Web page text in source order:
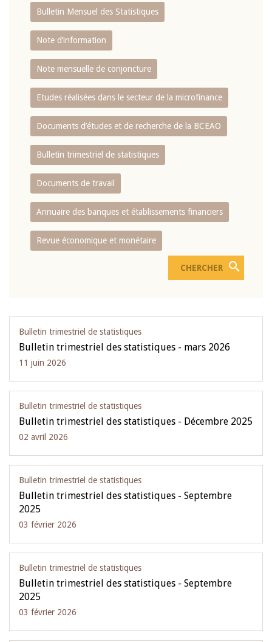
Bulletin Mensuel des Statistiques
Note d’information
Note mensuelle de conjoncture
Etudes réalisées dans le secteur de la microfinance
Documents d’études et de recherche de la BCEAO
Bulletin trimestriel de statistiques
Documents de travail
Annuaire des banques et établissements financiers
Revue économique et monétaire
Bulletin trimestriel de statistiques
Bulletin trimestriel des statistiques - mars 2026
11 juin 2026
Bulletin trimestriel de statistiques
Bulletin trimestriel des statistiques - Décembre 2025
02 avril 2026
Bulletin trimestriel de statistiques
Bulletin trimestriel des statistiques - Septembre
2025
03 février 2026
Bulletin trimestriel de statistiques
Bulletin trimestriel des statistiques - Septembre
2025
03 février 2026